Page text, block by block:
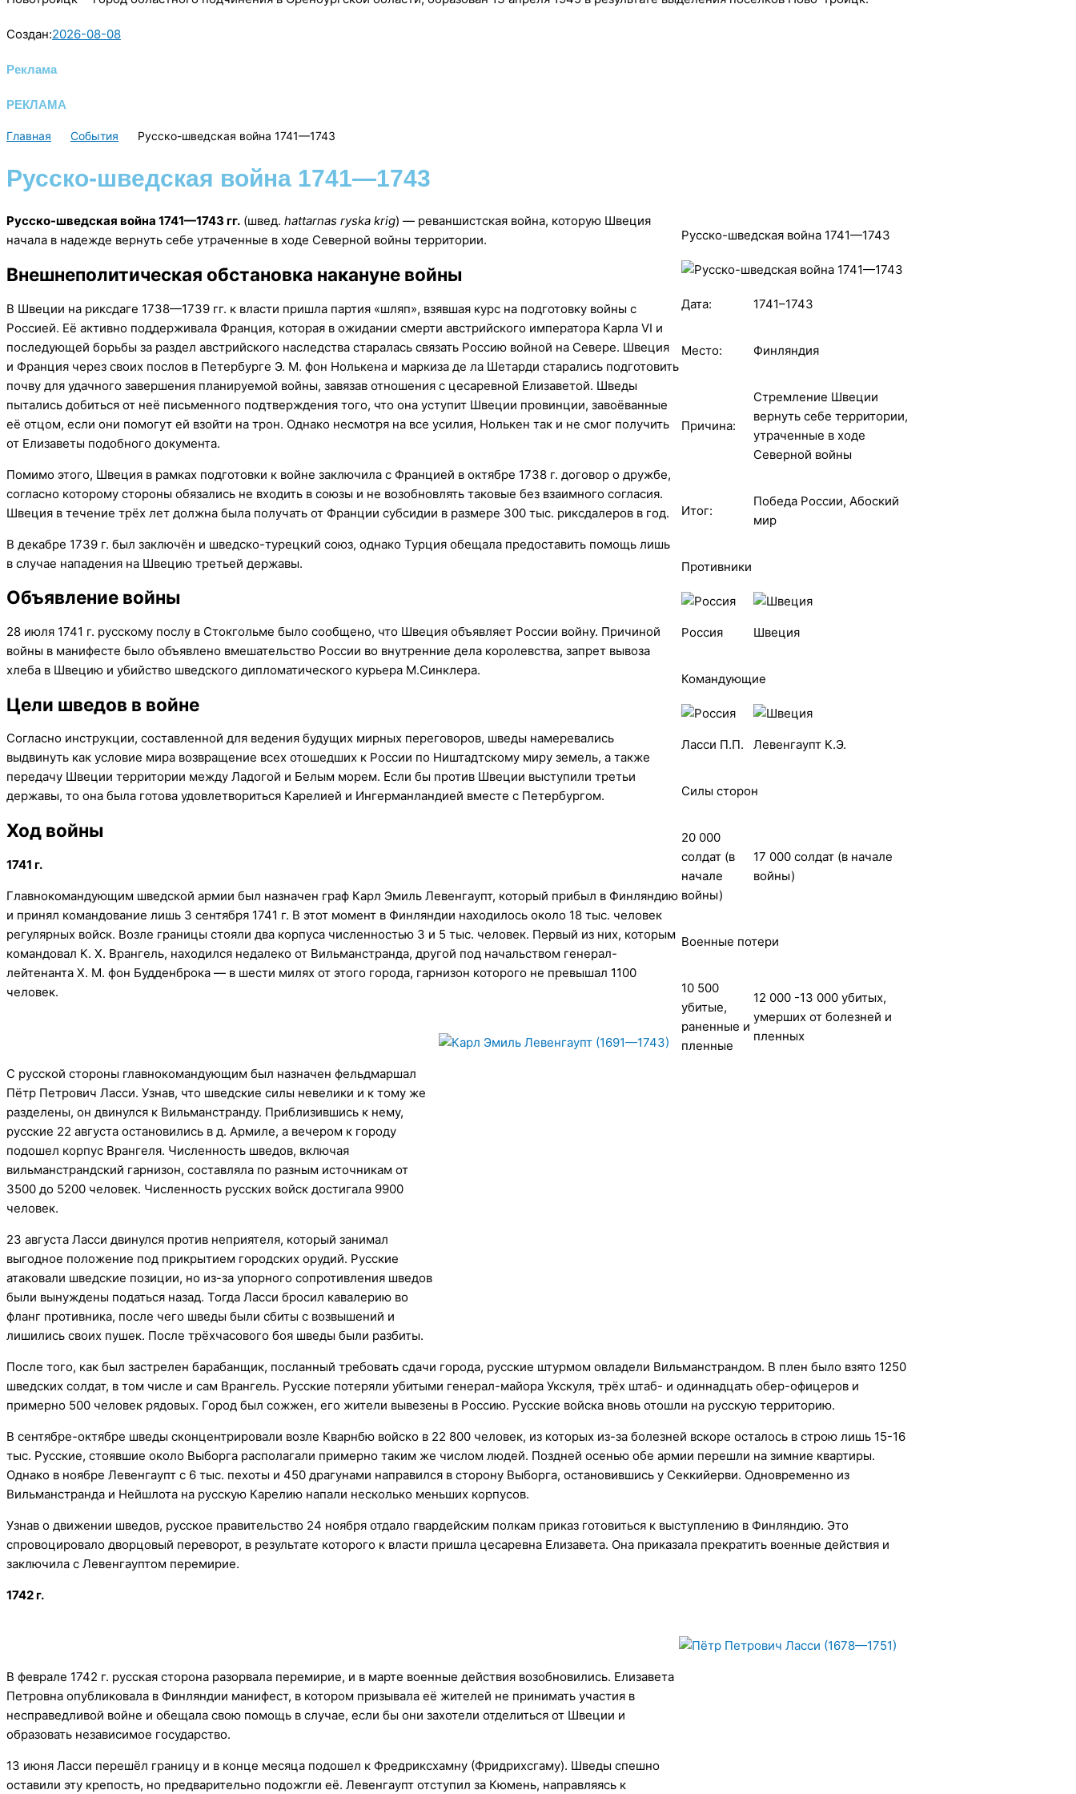
Создан:2026-08-08
Реклама
РЕКЛАМА
Главная События Русско-шведская война 1741—1743
Русско-шведская война 1741—1743
Русско-шведская война 1741—1743
Дата: 1741–1743
Место: Финляндия
Причина:
Стремление Швеции
вернуть себе территории,
утраченные в ходе
Северной войны
Итог:
Победа России, Абоский
мир
Противники
Россия Швеция
Командующие
Ласси П.П. Левенгаупт К.Э.
Силы сторон
20 000
солдат (в
начале
войны)
17 000 солдат (в начале
войны)
Военные потери
10 500
убитые,
раненные и
пленные
12 000 -13 000 убитых,
умерших от болезней и
пленных
Русско-шведская война 1741—1743 гг. (швед. hattarnas ryska krig) — реваншистская война, которую Швеция
начала в надежде вернуть себе утраченные в ходе Северной войны территории.
Внешнеполитическая обстановка накануне войны
В Швеции на риксдаге 1738—1739 гг. к власти пришла партия «шляп», взявшая курс на подготовку войны с
Россией. Её активно поддерживала Франция, которая в ожидании смерти австрийского императора Карла VI и
последующей борьбы за раздел австрийского наследства старалась связать Россию войной на Севере. Швеция
и Франция через своих послов в Петербурге Э. М. фон Нолькена и маркиза де ла Шетарди старались подготовить
почву для удачного завершения планируемой войны, завязав отношения с цесаревной Елизаветой. Шведы
пытались добиться от неё письменного подтверждения того, что она уступит Швеции провинции, завоёванные
её отцом, если они помогут ей взойти на трон. Однако несмотря на все усилия, Нолькен так и не смог получить
от Елизаветы подобного документа.
Помимо этого, Швеция в рамках подготовки к войне заключила с Францией в октябре 1738 г. договор о дружбе,
согласно которому стороны обязались не входить в союзы и не возобновлять таковые без взаимного согласия.
Швеция в течение трёх лет должна была получать от Франции субсидии в размере 300 тыс. риксдалеров в год.
В декабре 1739 г. был заключён и шведско-турецкий союз, однако Турция обещала предоставить помощь лишь
в случае нападения на Швецию третьей державы.
Объявление войны
28 июля 1741 г. русскому послу в Стокгольме было сообщено, что Швеция объявляет России войну. Причиной
войны в манифесте было объявлено вмешательство России во внутренние дела королевства, запрет вывоза
хлеба в Швецию и убийство шведского дипломатического курьера М.Синклера.
Цели шведов в войне
Согласно инструкции, составленной для ведения будущих мирных переговоров, шведы намеревались
выдвинуть как условие мира возвращение всех отошедших к России по Ништадтскому миру земель, а также
передачу Швеции территории между Ладогой и Белым морем. Если бы против Швеции выступили третьи
державы, то она была готова удовлетвориться Карелией и Ингерманландией вместе с Петербургом.
Ход войны
1741 г.
Главнокомандующим шведской армии был назначен граф Карл Эмиль Левенгаупт, который прибыл в Финляндию
и принял командование лишь 3 сентября 1741 г. В этот момент в Финляндии находилось около 18 тыс. человек
регулярных войск. Возле границы стояли два корпуса численностью 3 и 5 тыс. человек. Первый из них, которым
командовал К. Х. Врангель, находился недалеко от Вильманстранда, другой под начальством генерал-
лейтенанта Х. М. фон Будденброка — в шести милях от этого города, гарнизон которого не превышал 1100
человек.
С русской стороны главнокомандующим был назначен фельдмаршал
Пётр Петрович Ласси. Узнав, что шведские силы невелики и к тому же
разделены, он двинулся к Вильманстранду. Приблизившись к нему,
русские 22 августа остановились в д. Армиле, а вечером к городу
подошел корпус Врангеля. Численность шведов, включая
вильманстрандский гарнизон, составляла по разным источникам от
3500 до 5200 человек. Численность русских войск достигала 9900
человек.
23 августа Ласси двинулся против неприятеля, который занимал
выгодное положение под прикрытием городских орудий. Русские
атаковали шведские позиции, но из-за упорного сопротивления шведов
были вынуждены податься назад. Тогда Ласси бросил кавалерию во
фланг противника, после чего шведы были сбиты с возвышений и
лишились своих пушек. После трёхчасового боя шведы были разбиты.
После того, как был застрелен барабанщик, посланный требовать сдачи города, русские штурмом овладели Вильманстрандом. В плен было взято 1250
шведских солдат, в том числе и сам Врангель. Русские потеряли убитыми генерал-майора Укскуля, трёх штаб- и одиннадцать обер-офицеров и
примерно 500 человек рядовых. Город был сожжен, его жители вывезены в Россию. Русские войска вновь отошли на русскую территорию.
В сентябре-октябре шведы сконцентрировали возле Кварнбю войско в 22 800 человек, из которых из-за болезней вскоре осталось в строю лишь 15-16
тыс. Русские, стоявшие около Выборга располагали примерно таким же числом людей. Поздней осенью обе армии перешли на зимние квартиры.
Однако в ноябре Левенгаупт с 6 тыс. пехоты и 450 драгунами направился в сторону Выборга, остановившись у Секкийерви. Одновременно из
Вильманстранда и Нейшлота на русскую Карелию напали несколько меньших корпусов.
Узнав о движении шведов, русское правительство 24 ноября отдало гвардейским полкам приказ готовиться к выступлению в Финляндию. Это
спровоцировало дворцовый переворот, в результате которого к власти пришла цесаревна Елизавета. Она приказала прекратить военные действия и
заключила с Левенгауптом перемирие.
1742 г.
В феврале 1742 г. русская сторона разорвала перемирие, и в марте военные действия возобновились. Елизавета
Петровна опубликовала в Финляндии манифест, в котором призывала её жителей не принимать участия в
несправедливой войне и обещала свою помощь в случае, если бы они захотели отделиться от Швеции и
образовать независимое государство.
13 июня Ласси перешёл границу и в конце месяца подошел к Фредриксхамну (Фридрихсгаму). Шведы спешно
оставили эту крепость, но предварительно подожгли её. Левенгаупт отступил за Кюмень, направляясь к